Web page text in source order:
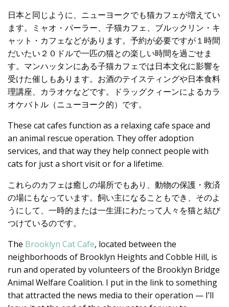
日本と同じように、ニューヨークでも猫カフェが増えてい
ます。ミャオ・パーラー、子猫カフェ、ブルックリン・キ
ャット・カフェなどがあります。予約が必要ですが１時間
だいたい２０ドルで一匹の猫との楽しい時間を過ごせま
す。マンハッタンにある子猫カフェでは日本文化に影響を
受けた催しもあります。お酒のテイスティングや日本食料
理講座、カラオケなどです。ドラッグクィーンによるカラ
オケバトル（ニューヨーク的）です。
These cat cafes function as a relaxing cafe space and
an animal rescue operation. They offer adoption
services, and that way they help connect people with
cats for just a short visit or for a lifetime.
これらのカフェは癒しの場所でもあり、動物の保護・救済
の場にもなっています。飼い主になることもでき、そのよ
うにして、一時的または一生涯にわたって人々を猫と結び
つけているのです。
The Brooklyn Cat Cafe, located between the
neighborhoods of Brooklyn Heights and Cobble Hill, is
run and operated by volunteers of the Brooklyn Bridge
Animal Welfare Coalition. I put in the link to something
that attracted the news media to their operation — I’ll